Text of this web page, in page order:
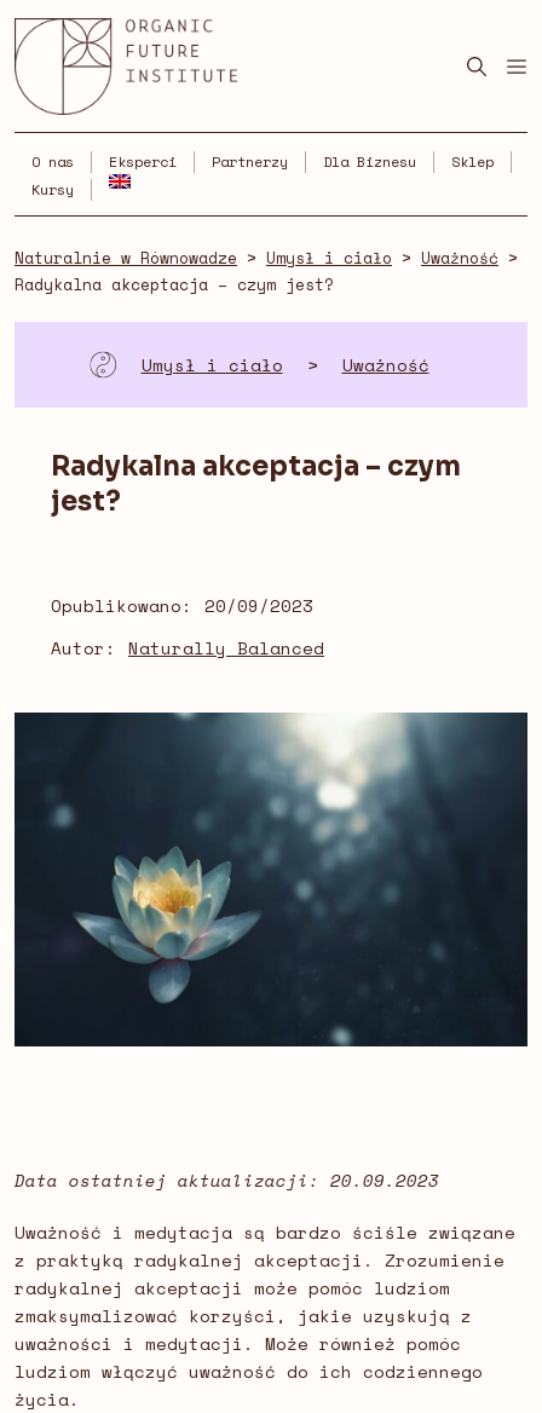
Skip
to
content
O nas Eksperci Partnerzy Dla Biznesu
Sklep
Kursy
Naturalnie w Równowadze > Umysł i ciało > Uważność >
Radykalna akceptacja – czym jest?
Umysł i ciało > Uważność
Radykalna akceptacja – czym
jest?
Opublikowano:
20/09/2023
Autor:
Naturally Balanced
Data ostatniej aktualizacji: 20.09.2023
Uważność i medytacja są bardzo ściśle związane
z praktyką radykalnej akceptacji. Zrozumienie
radykalnej akceptacji może pomóc ludziom
zmaksymalizować korzyści, jakie uzyskują z
uważności i medytacji. Może również pomóc
ludziom włączyć uważność do ich codziennego
życia.